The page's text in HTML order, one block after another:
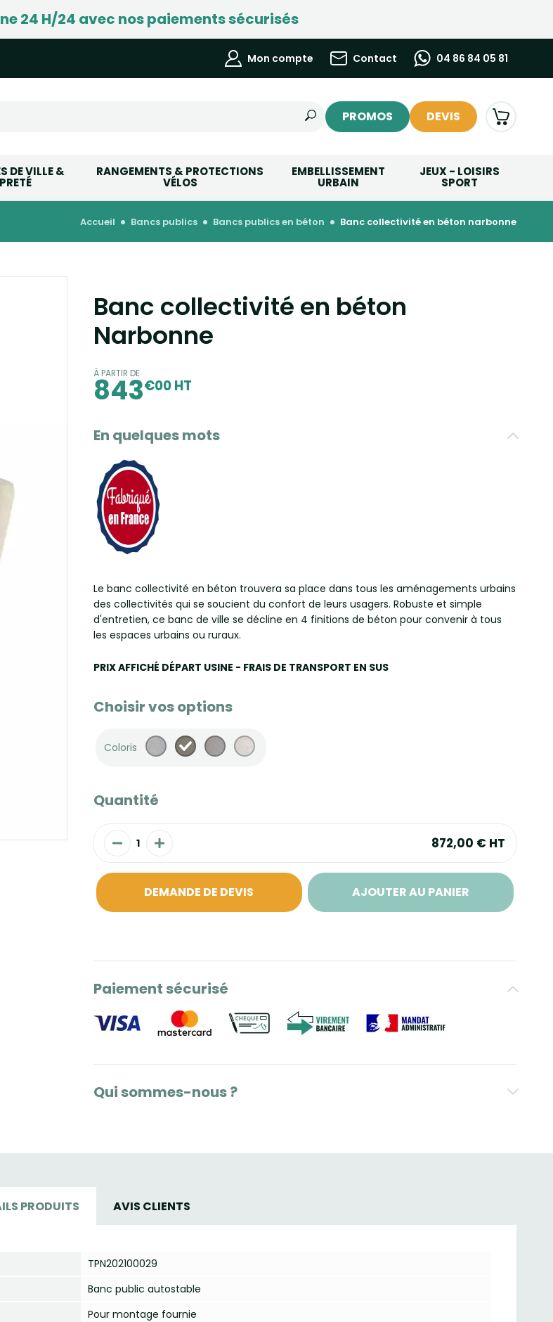
24 H/24 avec nos paiements sécurisés
Mon compte Contact 04 86 84 05 81
PROMOS DEVIS
DE VILLE & RANGEMENTS & PROTECTIONS
VÉLOS
EMBELLISSEMENT
URBAIN
JEUX - LOISIRS
SPORT
accueil bancs publics bancs publics en béton banc collectivité en béton narbonne
Banc collectivité en béton
Narbonne
À PARTIR DE
843€00 HT
En quelques mots
Le banc collectivité en béton trouvera sa place dans tous les aménagements urbains
des collectivités qui se soucient du confort de leurs usagers. Robuste et simple
d'entretien, ce banc de ville se décline en 4 finitions de béton pour convenir à tous
les espaces urbains ou ruraux.
PRIX AFFICHÉ DÉPART USINE - FRAIS DE TRANSPORT EN SUS
Choisir vos options
Coloris
Quantité
872,00 € HT
DEMANDE DE DEVIS AJOUTER AU PANIER
Paiement sécurisé
Qui sommes-nous ?
PRODUITS AVIS CLIENTS
TPN202100029
Banc public autostable
Pour montage fournie